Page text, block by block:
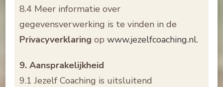
8.4 Meer informatie over
gegevensverwerking is te vinden in de
Privacyverklaring op www.jezelfcoaching.nl.
9. Aansprakelijkheid
9.1 Jezelf Coaching is uitsluitend